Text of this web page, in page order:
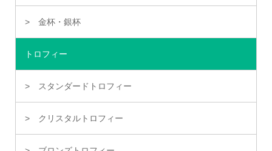
金杯・銀杯
トロフィー
スタンダードトロフィー
クリスタルトロフィー